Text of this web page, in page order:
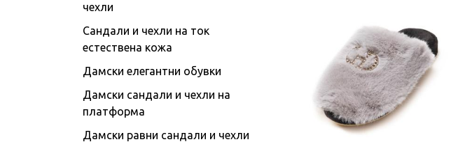
чехли
Сандали и чехли на ток
естествена кожа
Дамски елегантни обувки
Дамски сандали и чехли на
платформа
Дамски равни сандали и чехли